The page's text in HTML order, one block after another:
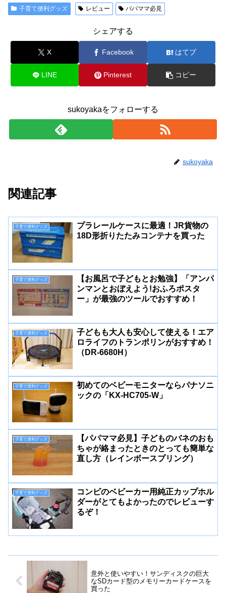
子育て便利グッズ レビュー パパママ必見
シェアする
X Facebook はてブ
LINE Pinterest コピー
sukoyakaをフォローする
sukoyaka
関連記事
子育て便利グッズ
プラレールケースに最適！JR貨物の
18D形折りたたみコンテナを買った
子育て便利グッズ
【お風呂で子どもとお勉強】「アンパ
ンマンとおぼえよう!おふろポスタ
ー」が最強のツールでおすすめ！
子育て便利グッズ
子どもも大人も安心して使える！エア
ロライフのトランポリンがおすすめ！
（DR-6680H）
子育て便利グッズ
初めてのベビーモニターならパナソニ
ックの「KX-HC705-W」
子育て便利グッズ
【パパママ必見】子どものバネのおも
ちゃが絡まったときのとっても簡単な
直し方（レインボースプリング）
子育て便利グッズ
コンビのベビーカー用純正カップホル
ダーがとてもよかったのでレビューす
るぞ！
意外と使いやすい！サンディスクの巨大
なSDカード型のメモリーカードケースを
買った